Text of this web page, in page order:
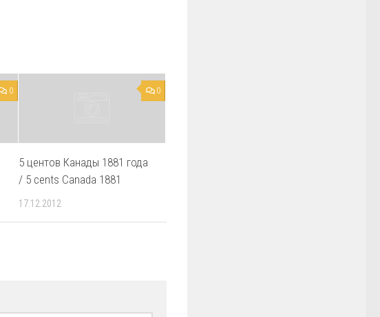
0 0
5 центов Канады 1881 года
/ 5 cents Canada 1881
17.12.2012